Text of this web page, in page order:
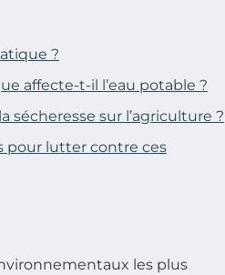
?
affecte-t-il l’eau potable ?
sécheresse sur l’agriculture ?
pour lutter contre ces
les plus